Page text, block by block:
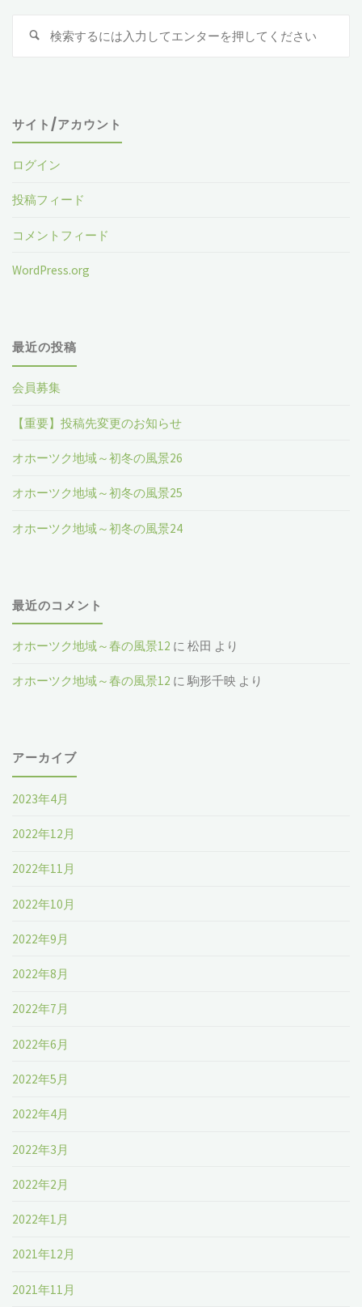
サイト/アカウント
ログイン
投稿フィード
コメントフィード
WordPress.org
最近の投稿
会員募集
【重要】投稿先変更のお知らせ
オホーツク地域～初冬の風景26
オホーツク地域～初冬の風景25
オホーツク地域～初冬の風景24
最近のコメント
オホーツク地域～春の風景12 に松田 より
オホーツク地域～春の風景12 に駒形千映 より
アーカイブ
2023年4月
2022年12月
2022年11月
2022年10月
2022年9月
2022年8月
2022年7月
2022年6月
2022年5月
2022年4月
2022年3月
2022年2月
2022年1月
2021年12月
2021年11月